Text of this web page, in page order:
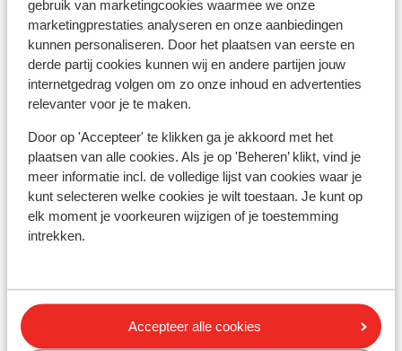
gebruik van marketingcookies waarmee we onze
marketingprestaties analyseren en onze aanbiedingen
kunnen personaliseren. Door het plaatsen van eerste en
derde partij cookies kunnen wij en andere partijen jouw
internetgedrag volgen om zo onze inhoud en advertenties
relevanter voor je te maken.
Door op 'Accepteer' te klikken ga je akkoord met het
plaatsen van alle cookies. Als je op 'Beheren’ klikt, vind je
meer informatie incl. de volledige lijst van cookies waar je
kunt selecteren welke cookies je wilt toestaan. Je kunt op
elk moment je voorkeuren wijzigen of je toestemming
intrekken.
Accepteer alle cookies
Winkels: 100 m
Restaurant: 100 m
Rustig gelegen
Skipas, -les en verhuur
Skipas
Skilessen
Andere accommodaties in Kronplatz